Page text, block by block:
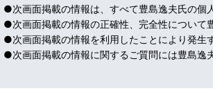
●次画面掲載の情報は、すべて豊島逸夫氏の個
●次画面掲載の情報の正確性、完全性について
●次画面掲載の情報を利用したことにより発生
●次画面掲載の情報に関するご質問には豊島逸